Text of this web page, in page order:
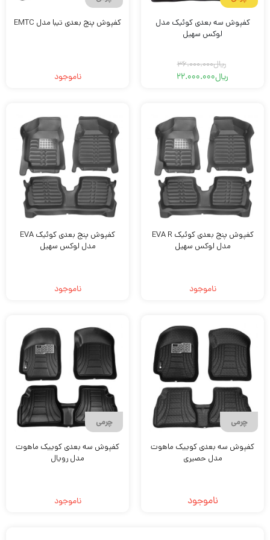
کفپوش سه بعدی کوئیک مدل
لوکس سهیل
ریال36.000.000
ریال22.000.000
کفپوش پنج بعدی تیبا مدل EMTC
ناموجود
کفپوش پنج بعدی کوئیک EVA R
مدل لوکس سهیل
ناموجود
کفپوش پنج بعدی کوئیک EVA
مدل لوکس سهیل
ناموجود
چرمی
کفپوش سه بعدی کوییک ماهوت
مدل حصیری
ناموجود
چرمی
کفپوش سه بعدی کوییک ماهوت
مدل رویال
ناموجود